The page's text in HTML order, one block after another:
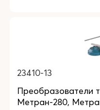
23410-13
Преобразователи
Метран-280,